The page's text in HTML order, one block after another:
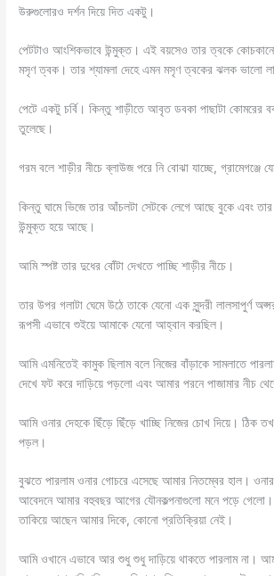
উরুগুলোরও দর্শন দিয়ে দিত একটু।
পেটটাও আংশিকভাবে উন্মুক্ত। এই বয়সেও তার ত্বকে
মসৃণ ত্বক। তার শ্যামলা দেহে এমন মসৃণ ত্বকের ঝলক ভালো
পেটে একটু চর্বি। কিন্তু শাড়ীতে আবৃত ডবকা পাছাটা কোমরের
তুলেছে।
গরম বলে শাড়ীর নীচে ব্লাউজ পরে নি বোঝা যাচ্ছে, গ্রামেগঞ্জে
কিন্তু ঘামে ভিজে তার আঁচলটা সেটকে লেগে আছে বুকে এবং
উন্মুক্ত হয়ে আছে।
আমি স্পষ্ট তার দুধের বোঁটা দেখতে পাচ্ছি শাড়ীর নীচে।
তার উপর গলাটা ঘেমে উঠে তাকে যেনো এক সুন্দরী লালসাপুর্ণ
রূপসী এভাবে শুইয়ে আমাকে যেনো আহ্বান করছিল।
আমি এমনিতেই কামুক ছিলাম বলে নিজের বাঁড়াকে সামলাতে
দেখে ফট করে দাড়িয়ে পড়লো এবং আমার পরনে পাজামার নীচ
আমি ওনার দেহকে ছিঁড়ে ছিঁড়ে খাচ্ছি নিজের চোখ দিয়ে। ঠিক
পড়ল।
বুঝতে পারলাম ওনার গোচরে এসেছে আমার নিতম্বের হাল।
আবেদনে আমার বহুবছর আগের যৌনকল্পনাগুলো মনে পড়ে
তাকিয়ে আছেন আমার দিকে, কোনো প্রতিক্রিয়া নেই।
আমি ওখানে এভাবে আর শুধু শুধু দাড়িয়ে থাকতে পারলাম না।